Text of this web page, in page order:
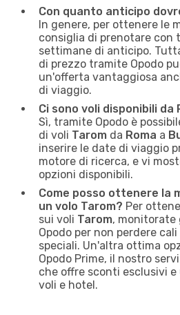
Con quanto anticipo
In genere, per ottenere le
consiglia di prenotare con
settimane di anticipo.
di prezzo tramite Opodo
un'offerta vantaggiosa
di viaggio.
Ci sono voli disponibili da
Sì, tramite Opodo è
di voli Tarom da Roma a
inserire le date di viaggio
motore di ricerca, e vi
opzioni disponibili.
Come posso ottenere la
un volo Tarom? Per
sui voli Tarom, monitorate
Opodo per non perdere
speciali. Un'altra ottima
Opodo Prime, il nostro
che offre sconti esclusivi
voli e hotel.